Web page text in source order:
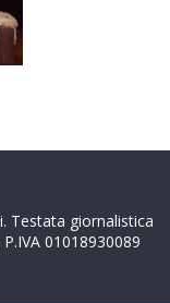
Testata giornalistica
01018930089